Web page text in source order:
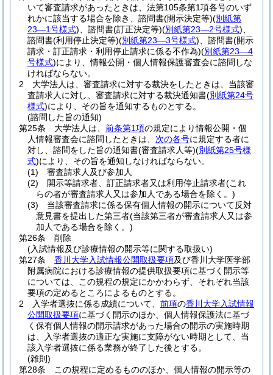
いて審査請求があったときは、法第105条第1項各号のいず
れかに該当する場合を除き、諮問書(開示決定等)(別紙第
23―1号様式) 、諮問書(訂正決定等)(別紙第23―2号様式)
諮問書(利用停止決定等)(別紙第23―3号様式) 、諮問書(開示
請求・訂正請求・利用停止請求に係る不作為)(別紙第23―4
号様式)により、情報公開・個人情報保護審査会に諮問しな
ければならない。
2
大学法人は、審査請求に対する裁決をしたときは、当該審
査請求人に対し、審査請求に対する裁決通知書(別紙第24号
様式)により、その旨を通知するものとする。
(諮問した旨の通知)
第25条
大学法人は、 前条第1項の規定により情報公開・個
人情報審査会に諮問したときは、 次の各号に規定する者に
対し、諮問をした旨の通知書(審査請求人等)(別紙第25号様
式)により、その旨を通知しなければならない。
(1)
審査請求人及び参加人
(2)
開示等請求者、訂正請求者又は利用停止請求者(これ
らの者が審査請求人又は参加人である場合を除く。)
(3)
当該審査請求に係る保有個人情報の開示について反対
意見書を提出した第三者(当該第三者が審査請求人又は参
加人である場合を除く。)
第26条
削除
(入試情報及び診療情報の開示等に関する取扱い)
第27条
香川大学入試情報公開取扱要項及び香川大学医学部
附属病院における診療情報の提供取扱要項に基づく開示等
については、この規程の規定にかかわらず、それぞれ当該
要項の定めるところによるものとする。
2
入学者選抜に係る成績について、 前項の香川大学入試情報
公開取扱要項に基づく開示のほか、個人情報保護法に基づ
く保有個人情報の開示請求があった場合の開示の実施時期
は、入学者選抜の適正な実施に支障がない時期として、当
該入学者選抜に係る業務が終了した後とする。
(雑則)
第28条
この規程に定めるもののほか、個人情報の開示等の